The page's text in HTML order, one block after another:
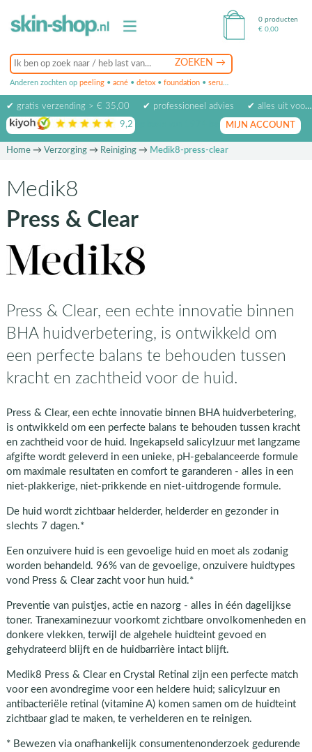
Anderen zochten op peeling • acné • detox • foundation • serum
0 producten
€ 0,00
✔ gratis verzending > € 35,00 ✔ professioneel advies
✔ alles uit voorraad leverbaar
9,2 op basis van beoordelingen
MIJN ACCOUNT
Home→ Verzorging→ Reiniging→ Medik8-press-clear
Medik8
Press & Clear
Press & Clear, een echte innovatie binnen
BHA huidverbetering, is ontwikkeld om
een perfecte balans te behouden tussen
kracht en zachtheid voor de huid.
Press & Clear, een echte innovatie binnen BHA huidverbetering,
is ontwikkeld om een perfecte balans te behouden tussen kracht
en zachtheid voor de huid. Ingekapseld salicylzuur met langzame
afgifte wordt geleverd in een unieke, pH-gebalanceerde formule
om maximale resultaten en comfort te garanderen - alles in een
niet-plakkerige, niet-prikkende en niet-uitdrogende formule.
De huid wordt zichtbaar helderder, helderder en gezonder in
slechts 7 dagen.*
Een onzuivere huid is een gevoelige huid en moet als zodanig
worden behandeld. 96% van de gevoelige, onzuivere huidtypes
vond Press & Clear zacht voor hun huid.*
Preventie van puistjes, actie en nazorg - alles in één dagelijkse
toner. Tranexaminezuur voorkomt zichtbare onvolkomenheden en
donkere vlekken, terwijl de algehele huidteint gevoed en
gehydrateerd blijft en de huidbarrière intact blijft.
Medik8 Press & Clear en Crystal Retinal zijn een perfecte match
voor een avondregime voor een heldere huid; salicylzuur en
antibacteriële retinal (vitamine A) komen samen om de huidteint
zichtbaar glad te maken, te verhelderen en te reinigen.
* Bewezen via onafhankelijk consumentenonderzoek gedurende